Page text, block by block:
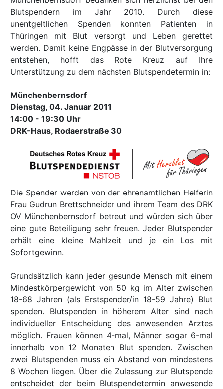
Blutspendern im Jahr 2010. Durch diese
unentgeltlichen Spenden konnten Patienten in
Thüringen mit Blut versorgt und Leben gerettet
werden. Damit keine Engpässe in der Blutversorgung
entstehen, hofft das Rote Kreuz auf Ihre
Unterstützung zu dem nächsten Blutspendetermin in:
Münchenbernsdorf
Dienstag, 04. Januar 2011
14:00 - 19:30 Uhr
DRK-Haus, Rodaerstraße 30
Die Spender werden von der ehrenamtlichen Helferin
Frau Gudrun Brettschneider und ihrem Team des DRK
OV Münchenbernsdorf betreut und würden sich über
eine gute Beteiligung sehr freuen. Jeder Blutspender
erhält eine kleine Mahlzeit und je ein Los mit
Sofortgewinn.
Grundsätzlich kann jeder gesunde Mensch mit einem
Mindestkörpergewicht von 50 kg im Alter zwischen
18-68 Jahren (als Erstspender/in 18-59 Jahre) Blut
spenden. Blutspenden in höherem Alter sind nach
individueller Entscheidung des anwesenden Arztes
möglich. Frauen können 4-mal, Männer sogar 6-mal
innerhalb von 12 Monaten Blut spenden. Zwischen
zwei Blutspenden muss ein Abstand von mindestens
8 Wochen liegen. Über die Zulassung zur Blutspende
entscheidet der beim Blutspendetermin anwesende